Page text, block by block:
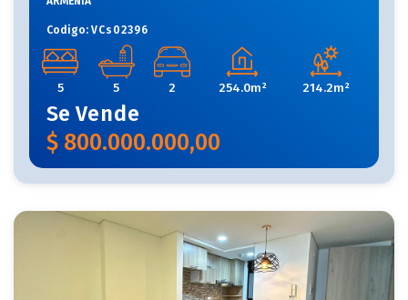
Codigo: VCs02396
5 5 2 254.0m² 214.2m²
Se Vende
$ 800.000.000,00